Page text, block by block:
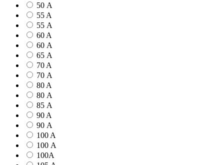
50 А
55 A
55 А
60 A
60 А
65 А
70 A
70 А
80 A
80 А
85 А
90 A
90 А
100 A
100 А
100А